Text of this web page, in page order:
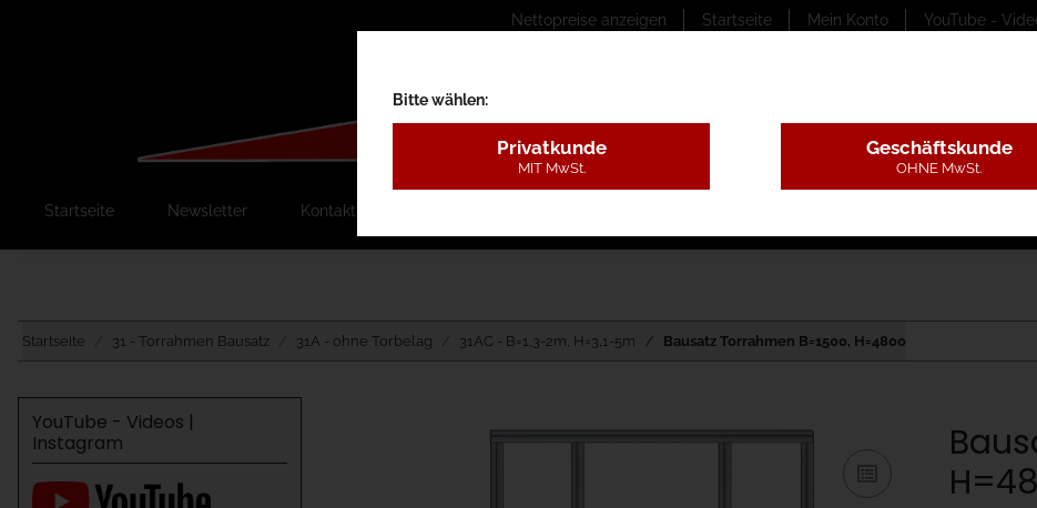
Nettopreise anzeigen Startseite Mein Konto YouTube -
Startseite Newsletter Kontakt
Startseite 31 - Torrahmen Bausatz 31A - ohne Torbelag 31AC - B=1,3-2m, H=3,1-5m Bausatz Torrahmen B=1500, H=4800
YouTube - Videos |
Instagram
Bitte wählen:
Privatkunde
MIT MwSt.
Geschäftskunde
OHNE MwSt.